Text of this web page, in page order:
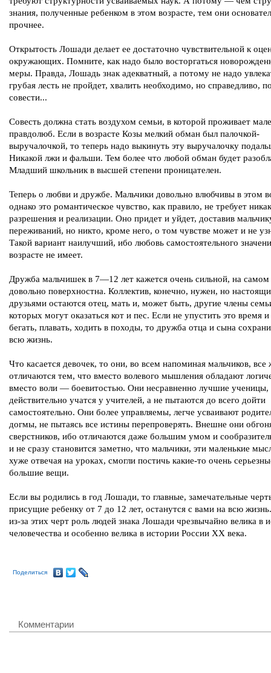
знания, полученные ребенком в этом возрасте, тем они
прочнее.
Открытость Лошади делает ее достаточно чувствительной к
окружающих. Помните, как надо было восторгаться
меры. Правда, Лошадь знак адекватный, а потому не надо
грубая лесть не пройдет, хвалить необходимо, но справедливо,
совести...
Совесть должна стать воздухом семьи, в которой проживает
правдолюб. Если в возрасте Козы мелкий обман был палочкой-
выручалочкой, то теперь надо выкинуть эту выручалочку
Никакой лжи и фальши. Тем более что любой обман будет
Младший школьник в высшей степени проницателен.
Теперь о любви и дружбе. Мальчики довольно влюбчивы в этом
однако это романтическое чувство, как правило, не требует
разрешения и реализации. Оно придет и уйдет, доставив
переживаний, но никто, кроме него, о том чувстве может и не
Такой вариант наилучший, ибо любовь самостоятельного
возрасте не имеет.
Дружба мальчишек в 7—12 лет кажется очень сильной, на самом
довольно поверхностна. Коллектив, конечно, нужен, но
друзьями остаются отец, мать и, может быть, другие члены
которых могут оказаться кот и пес. Если не упустить это время
бегать, плавать, ходить в походы, то дружба отца и сына
всю жизнь.
Что касается девочек, то они, во всем напоминая мальчиков, все
отличаются тем, что вместо волевого мышления обладают
вместо воли — боевитостью. Они несравненно лучшие ученицы,
действительно учатся у учителей, а не пытаются до всего дойти
самостоятельно. Они более управляемы, легче усваивают
догмы, не пытаясь все истины перепроверять. Внешне они
сверстников, ибо отличаются даже большим умом и
и не сразу становится заметно, что мальчики, эти маленькие
хуже отвечая на уроках, смогли постичь какие-то очень
большие вещи.
Если вы родились в год Лошади, то главные, замечательные
присущие ребенку от 7 до 12 лет, останутся с вами на всю
из-за этих черт роль людей знака Лошади чрезвычайно велика в
человечества и особенно велика в истории России XX века.
Поделиться
Комментарии